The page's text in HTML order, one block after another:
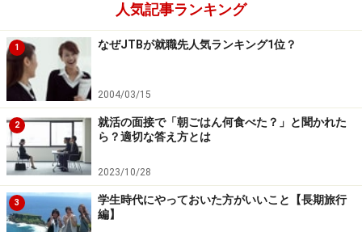
調が悪い」という意味。サッカーでもし何か言われたら
これで言い訳しようと考えていました（笑）。
22歳でプロになることを諦め、現地の企業
に就職する
イタリアでサッカー漬けの日々を過ごしていた矢野青年
であったが、22歳の時に転機が訪れる。2002年の日韓ワ
ールド杯に出場するために来日するイタリア代表のデル
人気記事ランキング
1 なぜJTBが就職先人気ランキング1位？
2004/03/15
2
就活の面接で「朝ごはん何食べた？」と聞かれた
ら？適切な答え方とは
2023/10/28
3
学生時代にやっておいた方がいいこと【長期旅行
編】